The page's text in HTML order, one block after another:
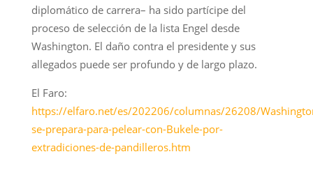
diplomático de carrera– ha sido partícipe del
proceso de selección de la lista Engel desde
Washington. El daño contra el presidente y sus
allegados puede ser profundo y de largo plazo.
El Faro:
https://elfaro.net/es/202206/columnas/26208/
se-prepara-para-pelear-con-Bukele-por-
extradiciones-de-pandilleros.htm